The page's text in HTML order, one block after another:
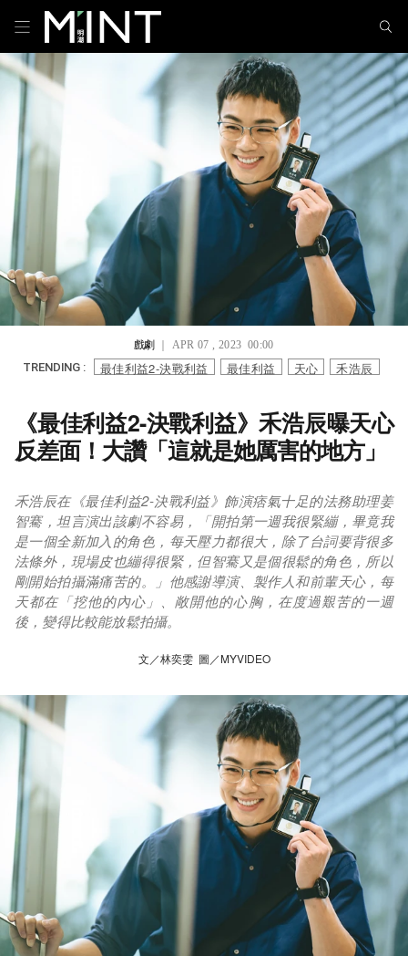
戲劇｜ APR 07 , 2023 00:00
TRENDING : 最佳利益2-決戰利益 最佳利益 天心 禾浩辰
《最佳利益2-決戰利益》禾浩辰曝天心
反差面！大讚「這就是她厲害的地方」
禾浩辰在《最佳利益2-決戰利益》飾演痞氣十足的法務助理姜
智騫，坦言演出該劇不容易，「開拍第一週我很緊繃，畢竟我
是一個全新加入的角色，每天壓力都很大，除了台詞要背很多
法條外，現場皮也繃得很緊，但智騫又是個很鬆的角色，所以
剛開始拍攝滿痛苦的。」他感謝導演、製作人和前輩天心，每
天都在「挖他的內心」、敞開他的心胸，在度過艱苦的一週
後，變得比較能放鬆拍攝。
文／林奕雯 圖／MYVIDEO